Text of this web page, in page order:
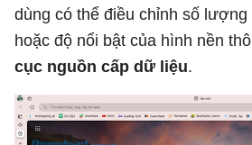
dùng có thể điều chỉnh số
hoặc độ nổi bật của hình nền
cục nguồn cấp dữ liệu.